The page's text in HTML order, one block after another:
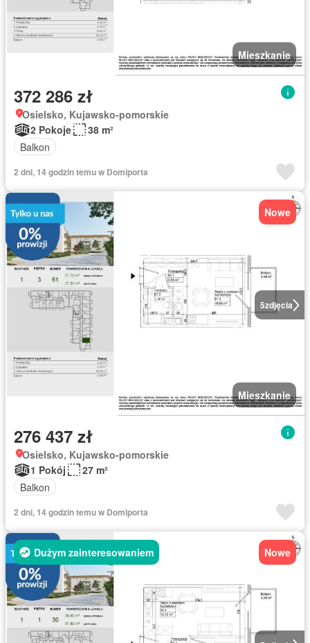
Mieszkanie
372 286 zł
Osielsko, Kujawsko-pomorskie
2 Pokoje
38 m²
Balkon
2 dni, 14 godzin temu w Domiporta
5zdjęcia
Nowe
Mieszkanie
276 437 zł
Osielsko, Kujawsko-pomorskie
1 Pokój
27 m²
Balkon
2 dni, 14 godzin temu w Domiporta
Dużym zainteresowaniem Nowe